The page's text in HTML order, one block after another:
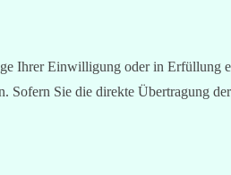
Ihrer Einwilligung oder in Erfüllung
Sofern Sie die direkte Übertragung